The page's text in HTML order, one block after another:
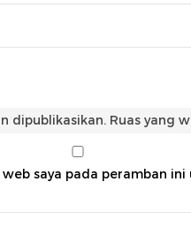
dipublikasikan. Ruas yang
saya pada peramban